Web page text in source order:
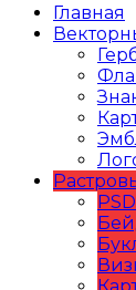
Главная